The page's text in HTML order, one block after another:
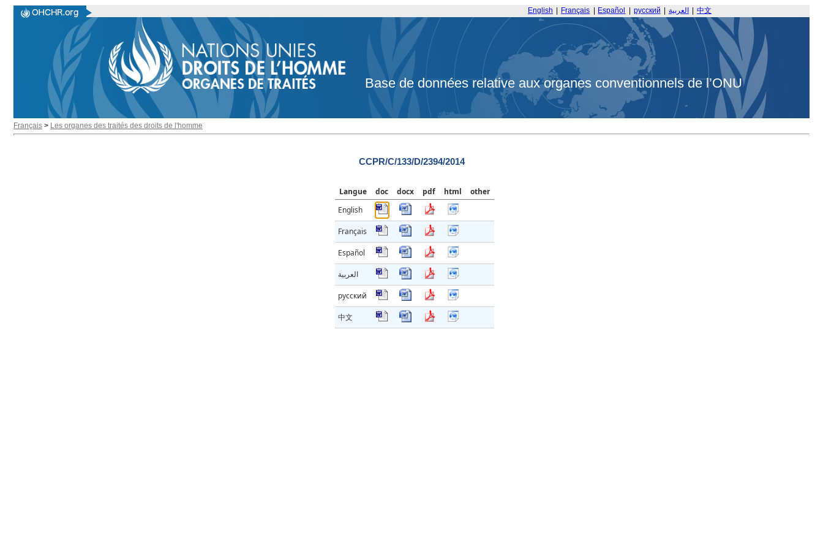
English Français Español русский العربية 中文
Base de données relative aux organes conventionnels de l’ONU
Français > Les organes des traités des droits de l'homme
CCPR/C/133/D/2394/2014
Langue doc docx pdf html
other
English
Français
Español
العربية
русский
中文